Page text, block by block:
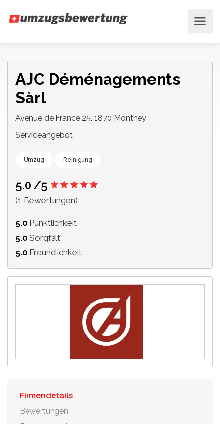
AJC Déménagements
Sàrl
Avenue de France 25, 1870 Monthey
Serviceangebot
Umzug Reinigung
5.0 /5
(1 Bewertungen)
5.0 Pünktlichkeit
5.0 Sorgfalt
5.0 Freundlichkeit
Firmendetails
Bewertungen